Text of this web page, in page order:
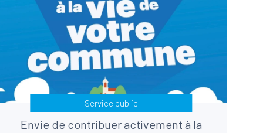
Service public
Envie de contribuer activement à la